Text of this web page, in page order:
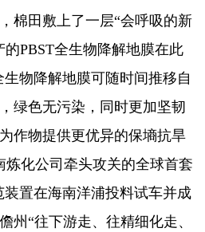
田敷上了一层“会呼吸的新
PBST全生物降解地膜在此
物降解地膜可随时间推移自
绿色无污染，同时更加坚韧
作物提供更优异的保墒抗旱
炼化公司牵头攻关的全球首套
装置在海南洋浦投料试车并成
州“往下游走、往精细化走、